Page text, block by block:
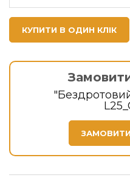
КУПИТИ В ОДИН КЛІК